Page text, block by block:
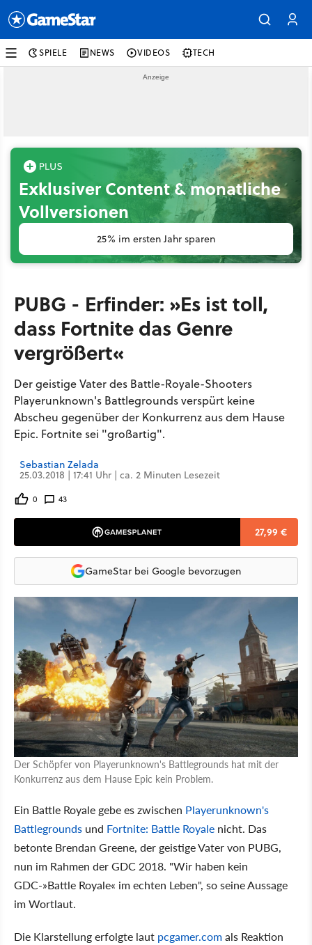
SPIELE NEWS VIDEOS TECH
Exklusiver Content & monatliche
Vollversionen
25% im ersten Jahr sparen
PUBG - Erfinder: »Es ist toll,
dass Fortnite das Genre
vergrößert«
Der geistige Vater des Battle-Royale-Shooters
Playerunknown's Battlegrounds verspürt keine
Abscheu gegenüber der Konkurrenz aus dem Hause
Epic. Fortnite sei "großartig".
Sebastian Zelada
25.03.2018 | 17:41 Uhr | ca. 2 Minuten Lesezeit
0 43
27,99 €
GameStar bei Google bevorzugen
Der Schöpfer von Playerunknown's Battlegrounds hat mit der
Konkurrenz aus dem Hause Epic kein Problem.
Ein Battle Royale gebe es zwischen Playerunknown's
Battlegrounds und Fortnite: Battle Royale nicht. Das
betonte Brendan Greene, der geistige Vater von PUBG,
nun im Rahmen der GDC 2018. "Wir haben kein
GDC-»Battle Royale« im echten Leben", so seine Aussage
im Wortlaut.
Die Klarstellung erfolgte laut pcgamer.comals Reaktion